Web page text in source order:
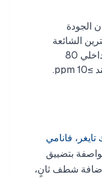
الجودة
الشائعة
EU/US/Japan ≤100 ppm. إجراء داخلي 80
تايغر، فانامي
بتضييق
لمدة 2.5 دقيقة، إضافة شطف ثانٍ،